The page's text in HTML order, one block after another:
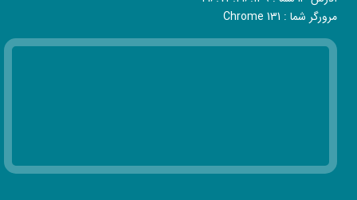
مرورگر شما : Chrome 131